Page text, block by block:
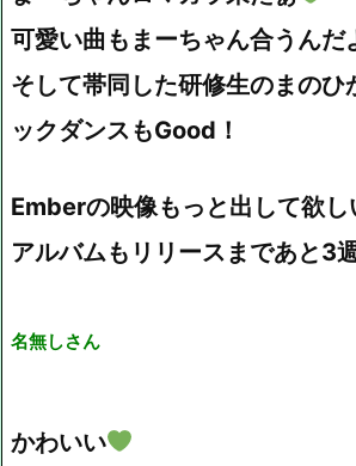
可愛い曲もまーちゃん合うんだ
そして帯同した研修生のまのひ
ックダンスもGood！
Emberの映像もっと出して欲し
アルバムもリリースまであと3
名無しさん
かわいい